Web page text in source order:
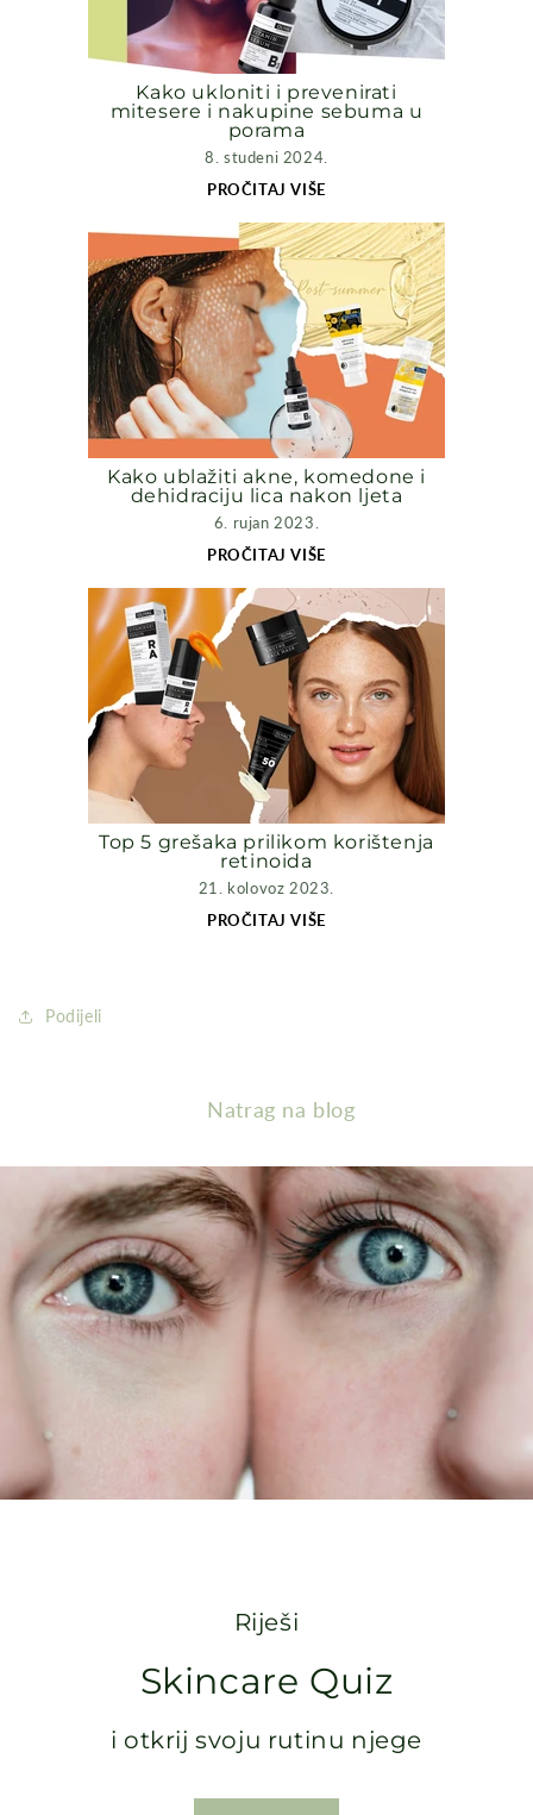
Kako ukloniti i prevenirati
mitesere i nakupine sebuma u
porama
8. studeni 2024.
PROČITAJ VIŠE
Kako ublažiti akne, komedone i
dehidraciju lica nakon ljeta
6. rujan 2023.
PROČITAJ VIŠE
Top 5 grešaka prilikom korištenja
retinoida
21. kolovoz 2023.
PROČITAJ VIŠE
Podijeli
Natrag na blog
Riješi
Skincare Quiz
i otkrij svoju rutinu njege